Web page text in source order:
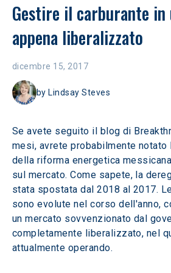
Gestire il carburante in
appena liberalizzato
dicembre 15, 2017
by Lindsay Steves
Se avete seguito il blog di
mesi, avrete probabilmente notato
della riforma energetica
sul mercato. Come sapete, la
stata spostata dal 2018 al 2017.
sono evolute nel corso dell'anno,
un mercato sovvenzionato dal
completamente liberalizzato, nel
attualmente operando.